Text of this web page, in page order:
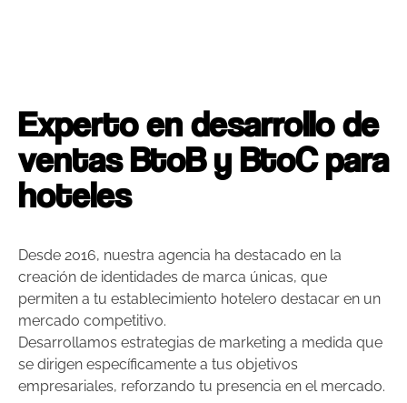
Experto en desarrollo de
ventas BtoB y BtoC para
hoteles
Desde 2016, nuestra agencia ha destacado en la
creación de identidades de marca únicas, que
permiten a tu establecimiento hotelero destacar en un
mercado competitivo.
Desarrollamos estrategias de marketing a medida que
se dirigen específicamente a tus objetivos
empresariales, reforzando tu presencia en el mercado.